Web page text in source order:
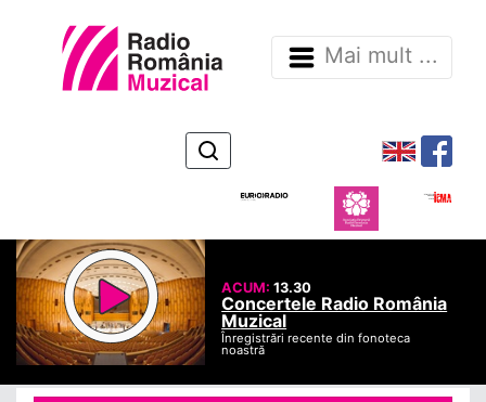
Mai mult ...
ACUM:13.30
Concertele Radio România
Muzical
Înregistrări recente din fonoteca
noastră